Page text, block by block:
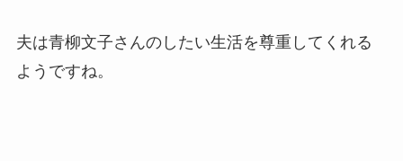
夫は青柳文子さんのしたい生活を尊重してくれる
ようですね。